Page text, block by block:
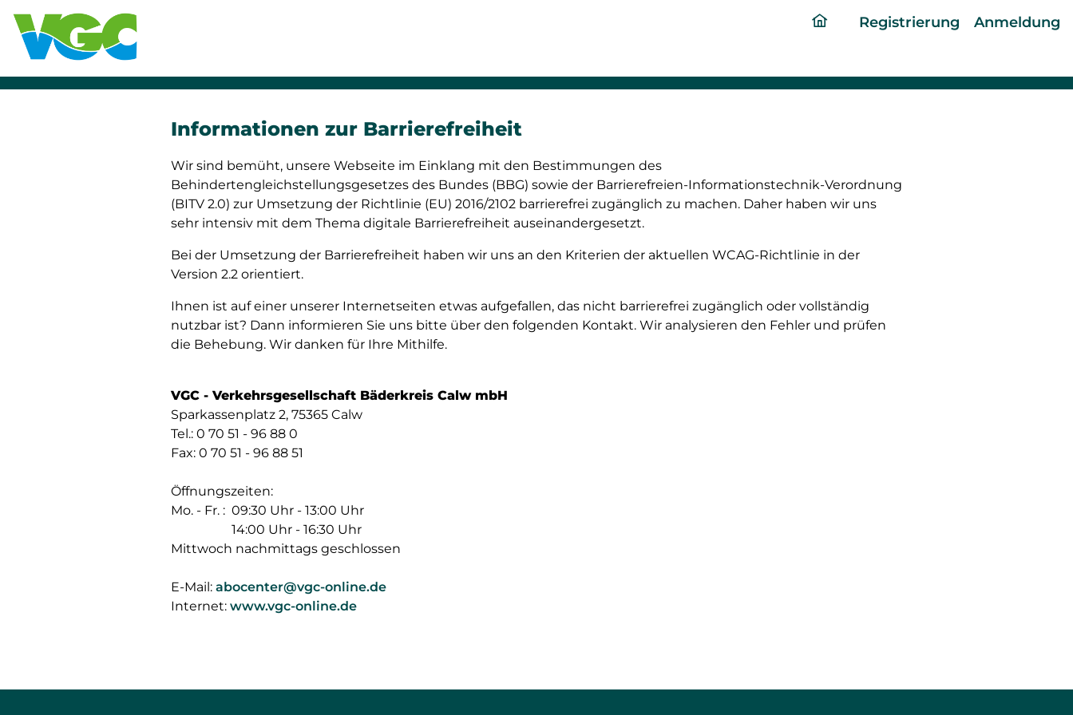
dingRegistrierung Anmeldung
Informationen zur Barrierefreiheit
Wir sind bemüht, unsere Webseite im Einklang mit den Bestimmungen des
Behindertengleichstellungsgesetzes des Bundes (BBG) sowie der Barrierefreien-Informationstechnik-Verordnung
(BITV 2.0) zur Umsetzung der Richtlinie (EU) 2016/2102 barrierefrei zugänglich zu machen. Daher haben wir uns
sehr intensiv mit dem Thema digitale Barrierefreiheit auseinandergesetzt.
Bei der Umsetzung der Barrierefreiheit haben wir uns an den Kriterien der aktuellen WCAG-Richtlinie in der
Version 2.2 orientiert.
Ihnen ist auf einer unserer Internetseiten etwas aufgefallen, das nicht barrierefrei zugänglich oder vollständig
nutzbar ist? Dann informieren Sie uns bitte über den folgenden Kontakt. Wir analysieren den Fehler und prüfen
die Behebung. Wir danken für Ihre Mithilfe.
VGC - Verkehrsgesellschaft Bäderkreis Calw mbH
Sparkassenplatz 2, 75365 Calw
Tel.: 0 70 51 - 96 88 0
Fax: 0 70 51 - 96 88 51
Öffnungszeiten:
Mo. - Fr. : 09:30 Uhr - 13:00 Uhr
14:00 Uhr - 16:30 Uhr
Mittwoch nachmittags geschlossen
E-Mail: abocenter@vgc-online.de
Internet: www.vgc-online.de